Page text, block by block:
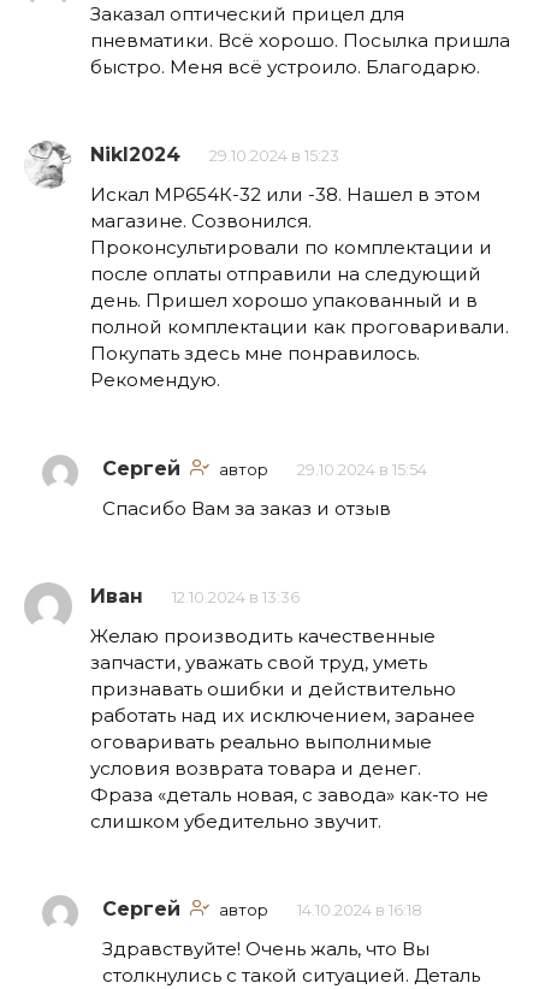
Заказал оптический прицел для
пневматики. Всё хорошо. Посылка пришла
быстро. Меня всё устроило. Благодарю.
NikI2024 29.10.2024 в 15:23
Искал МР654К-32 или -38. Нашел в этом
магазине. Созвонился.
Проконсультировали по комплектации и
после оплаты отправили на следующий
день. Пришел хорошо упакованный и в
полной комплектации как проговаривали.
Покупать здесь мне понравилось.
Рекомендую.
Сергей автор 29.10.2024 в 15:54
Спасибо Вам за заказ и отзыв
Иван 12.10.2024 в 13:36
Желаю производить качественные
запчасти, уважать свой труд, уметь
признавать ошибки и действительно
работать над их исключением, заранее
оговаривать реально выполнимые
условия возврата товара и денег.
Фраза «деталь новая, с завода» как-то не
слишком убедительно звучит.
Сергей автор 14.10.2024 в 16:18
Здравствуйте! Очень жаль, что Вы
столкнулись с такой ситуацией. Деталь